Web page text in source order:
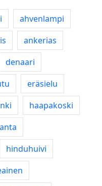
ahvenlampi
ankerias
denaari
eräsielu
haapakoski
hinduhuivi